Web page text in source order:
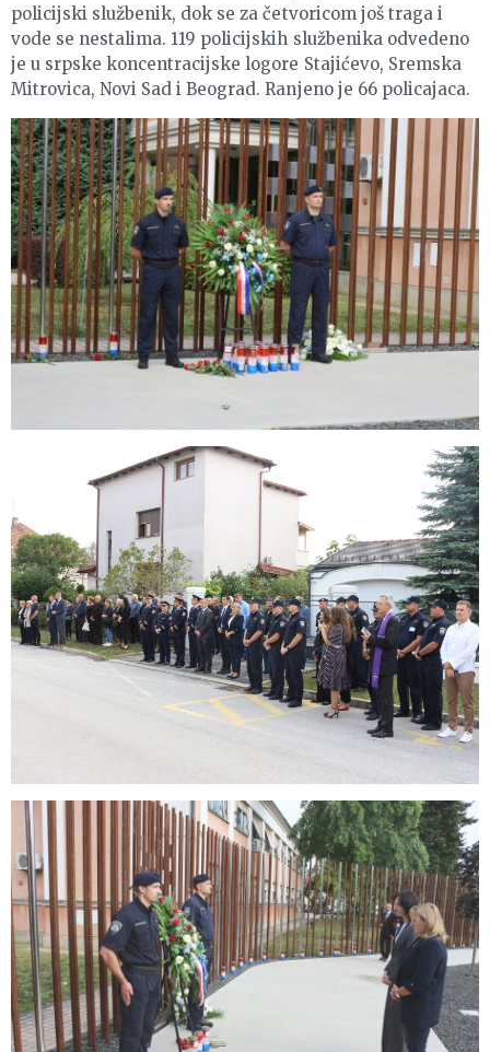
policijski službenik, dok se za četvoricom još traga i
vode se nestalima. 119 policijskih službenika odvedeno
je u srpske koncentracijske logore Stajićevo, Sremska
Mitrovica, Novi Sad i Beograd. Ranjeno je 66 policajaca.